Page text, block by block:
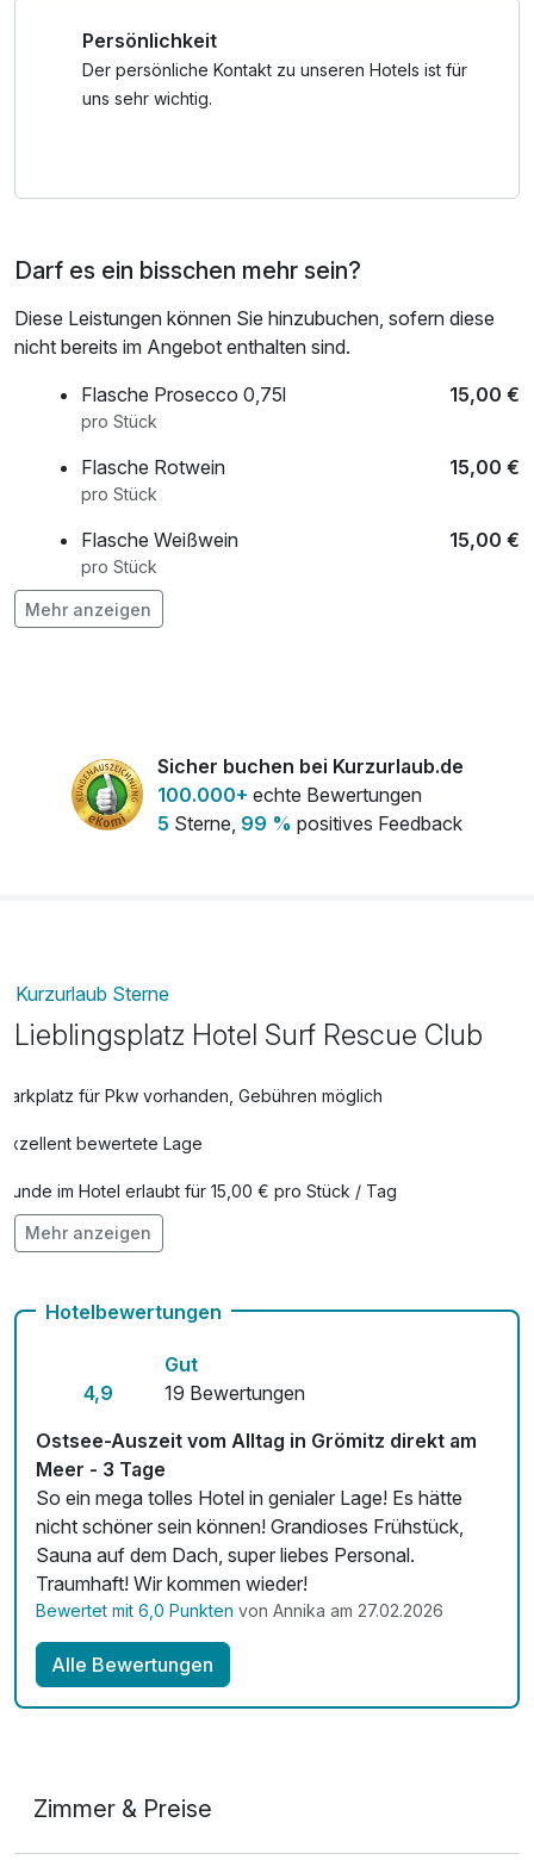
Sauna-Cube mit Meerblick. Für euch ist eine Nutzung
inklusive. Perfekt, um Körper und Seele so richtig
runterzufahren.
Bettwäsche und Handtücher liegen natürlich für euch
abschalten, wohlfühlen.
Persönlichkeit
Der persönliche Kontakt zu unseren Hotels ist für
uns sehr wichtig.
Darf es ein bisschen mehr sein?
Diese Leistungen können Sie hinzubuchen, sofern diese
nicht bereits im Angebot enthalten sind.
Flasche Prosecco 0,75l
15,00 €
pro Stück
Flasche Rotwein 15,00 €
pro Stück
Flasche Weißwein 15,00 €
pro Stück
Mehr anzeigen
Sicher buchen bei Kurzurlaub.de
100.000+ echte Bewertungen
5 Sterne, 99 % positives Feedback
Kurzurlaub Sterne
Lieblingsplatz Hotel Surf Rescue Club
Parkplatz für Pkw vorhanden, Gebühren möglich
Exzellent bewertete Lage
Hunde im Hotel erlaubt für 15,00 € pro Stück / Tag
Kostenloses W-LAN
Mehr anzeigen
Hotelbewertungen
4,9
Gut
19 Bewertungen
Ostsee-Auszeit vom Alltag in Grömitz direkt am
Meer - 3 Tage
So ein mega tolles Hotel in genialer Lage! Es hätte
nicht schöner sein können! Grandioses Frühstück,
Sauna auf dem Dach, super liebes Personal.
Traumhaft! Wir kommen wieder!
Bewertet mit 6,0 Punkten von Annika am 27.02.2026
Alle Bewertungen
Zimmer & Preise